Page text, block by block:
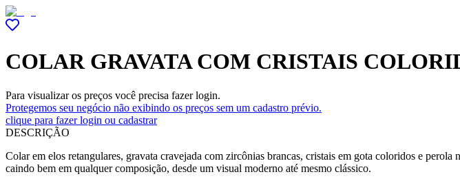
COLAR GRAVATA COM CRISTAIS
Para visualizar os preços você precisa fazer login.
Protegemos seu negócio não exibindo os preços sem um cadastro prévio.
clique para fazer login ou cadastrar
DESCRIÇÃO
Colar em elos retangulares, gravata cravejada com zircônias brancas, cristais em gota coloridos e
caindo bem em qualquer composição, desde um visual moderno até mesmo clássico.